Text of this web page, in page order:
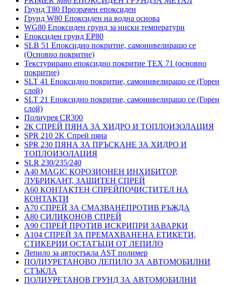
Грунд Т80 Прозрачен епоксиден
Грунд W80 Епоксиден на водна основа
WG80 Епоксиден грунд за ниски температури
Епоксиден грунд EP80
SLB 51 Епоксидно покритие, самонивелиращо се
(Основно покритие)
Текстурирано епоксидно покритие TEX 71 (основно
покритие)
SLT 41 Епоксидно покритие, самонивелиращо се (Горен
слой)
SLT 21 Епоксидно покритие, самонивелиращо се (Горен
слой)
Полиурея CR300
2К СПРЕЙ ПЯНА ЗА ХИДРО И ТОПЛОИЗОЛАЦИЯ
SPR 210 2K Спрей пяна
SPR 230 ПЯНА ЗА ПРЪСКАНЕ ЗА ХИДРО И
ТОПЛОИЗОЛАЦИЯ
SLR 230/235/240
A40 MAGIC КОРОЗИОНЕН ИНХИБИТОР,
ЛУБРИКАНТ, ЗАЩИТЕН СПРЕЙ
A60 КОНТАКТЕН СПРЕЙПОЧИСТИТЕЛ НА
КОНТАКТИ
A70 СПРЕЙ ЗА СМАЗВАНЕПРОТИВ РЪЖДА
A80 СИЛИКОНОВ СПРЕЙ
A90 СПРЕЙ ПРОТИВ ИСКРИПРИ ЗАВАРКИ
A104 СПРЕЙ ЗА ПРЕМАХВАНЕНА ЕТИКЕТИ,
СТИКЕРИИ ОСТАТЪЦИ ОТ ЛЕПИЛО
Лепило за автостъкла AST полимер
ПОЛИУРЕТАНОВО ЛЕПИЛО ЗА АВТОМОБИЛНИ
СТЪКЛА
ПОЛИУРЕТАНОВ ГРУНД ЗА АВТОМОБИЛНИ